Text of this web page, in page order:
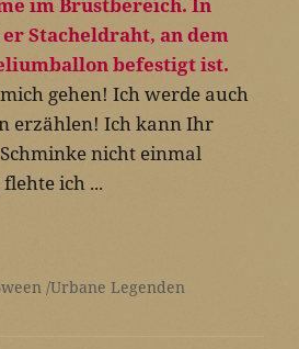
gehen! Ich werde auch
erzählen! Ich kann Ihr
nicht einmal
ich ...
Urbane Legenden